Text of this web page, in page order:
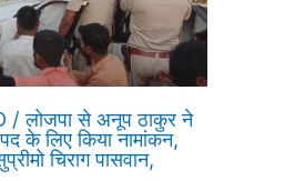
/ लोजपा से अनूप ठाकुर ने
के लिए किया नामांकन,
चिराग पासवान,